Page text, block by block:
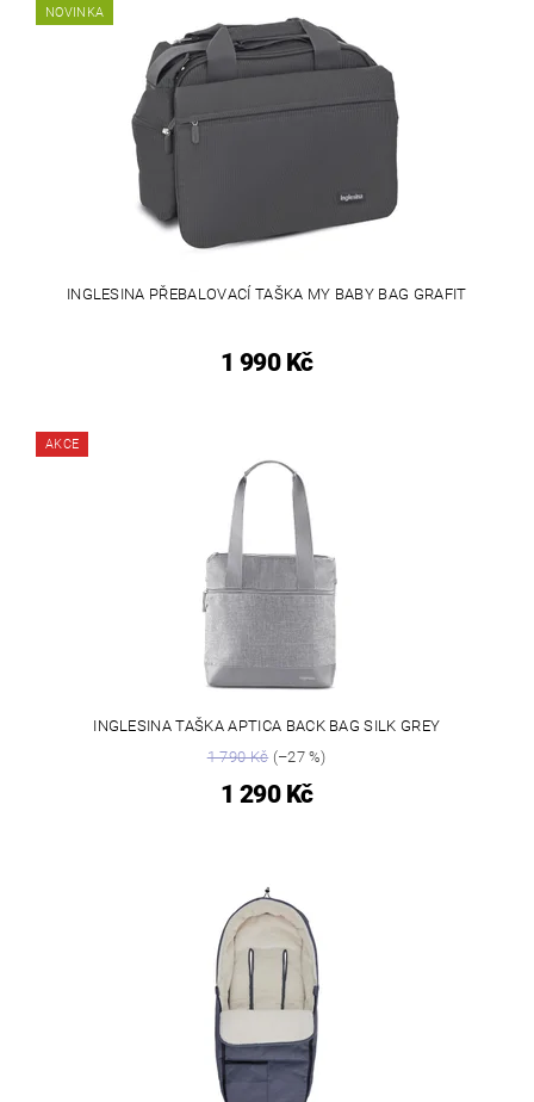
NOVINKA
INGLESINA PŘEBALOVACÍ TAŠKA MY BABY BAG GRAFIT
1 990 Kč
AKCE
INGLESINA TAŠKA APTICA BACK BAG SILK GREY
1 790 Kč(–27 %)
1 290 Kč